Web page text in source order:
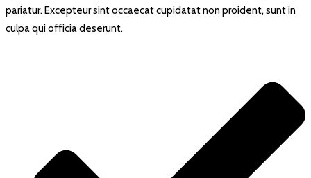
pariatur. Excepteur sint occaecat cupidatat non proident, sunt in
culpa qui officia deserunt.